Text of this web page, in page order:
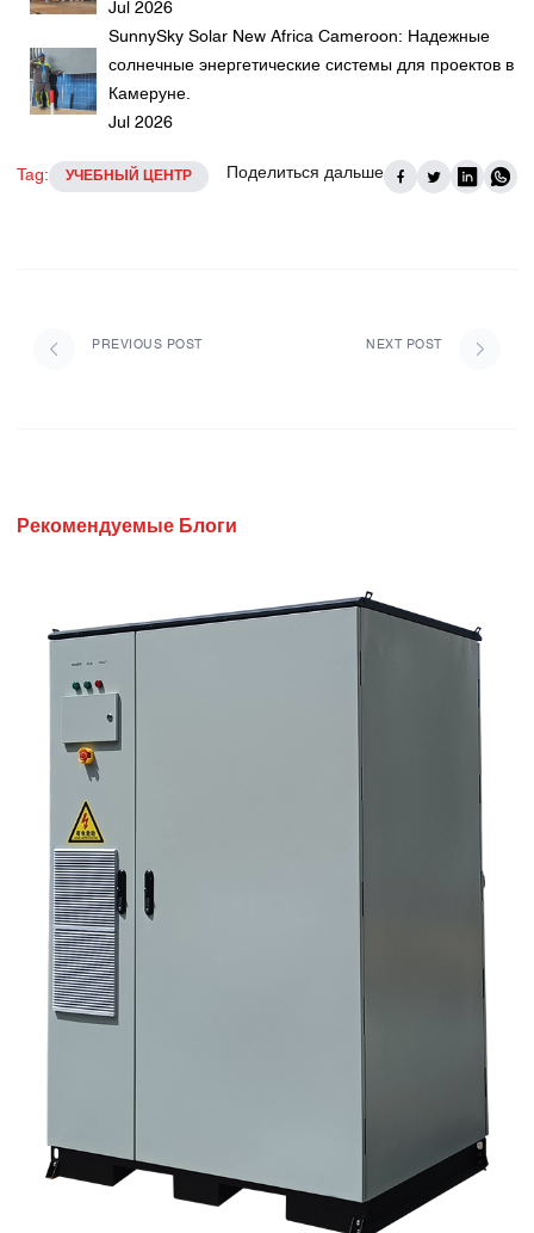
Jul 2026
SunnySky Solar New Africa Cameroon: Надежные
солнечные энергетические системы для проектов в
Камеруне.
Jul 2026
Tag: УЧЕБНЫЙ ЦЕНТР Поделиться дальше
PREVIOUS POST NEXT POST
Рекомендуемые Блоги